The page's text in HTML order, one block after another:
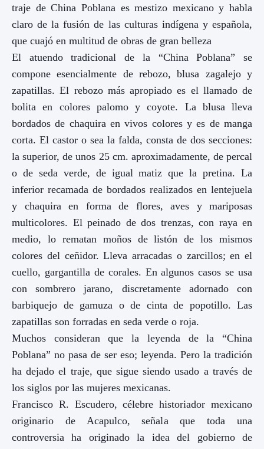
traje de China Poblana es mestizo mexicano y habla
claro de la fusión de las culturas indígena y española,
que cuajó en multitud de obras de gran belleza
El atuendo tradicional de la “China Poblana” se
compone esencialmente de rebozo, blusa zagalejo y
zapatillas. El rebozo más apropiado es el llamado de
bolita en colores palomo y coyote. La blusa lleva
bordados de chaquira en vivos colores y es de manga
corta. El castor o sea la falda, consta de dos secciones:
la superior, de unos 25 cm. aproximadamente, de percal
o de seda verde, de igual matiz que la pretina. La
inferior recamada de bordados realizados en lentejuela
y chaquira en forma de flores, aves y mariposas
multicolores. El peinado de dos trenzas, con raya en
medio, lo rematan moños de listón de los mismos
colores del ceñidor. Lleva arracadas o zarcillos; en el
cuello, gargantilla de corales. En algunos casos se usa
con sombrero jarano, discretamente adornado con
barbiquejo de gamuza o de cinta de popotillo. Las
zapatillas son forradas en seda verde o roja.
Muchos consideran que la leyenda de la “China
Poblana” no pasa de ser eso; leyenda. Pero la tradición
ha dejado el traje, que sigue siendo usado a través de
los siglos por las mujeres mexicanas.
Francisco R. Escudero, célebre historiador mexicano
originario de Acapulco, señala que toda una
controversia ha originado la idea del gobierno de